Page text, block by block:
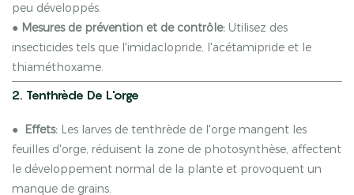
peu développés.
● Mesures de prévention et de contrôle: Utilisez des
insecticides tels que l'imidaclopride, l'acétamipride et le
thiaméthoxame.
2. Tenthrède De L'orge
● Effets: Les larves de tenthrède de l'orge mangent les
feuilles d'orge, réduisent la zone de photosynthèse, affectent
le développement normal de la plante et provoquent un
manque de grains.